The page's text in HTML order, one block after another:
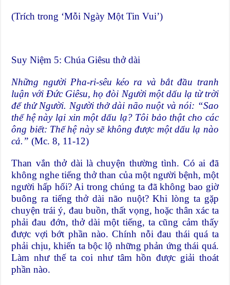
(Trích trong ‘Mỗi Ngày Một Tin Vui’)
Suy Niệm 5: Chúa Giêsu thở dài
Những người Pha-ri-sêu kéo ra và bắt đầu tranh
luận với Đức Giêsu, họ đòi Người một dấu lạ từ trời
để thử Người. Người thở dài não nuột và nói: “Sao
thế hệ này lại xin một dấu lạ? Tôi bảo thật cho các
ông biết: Thế hệ này sẽ không được một dấu lạ nào
cả.”(Mc. 8, 11-12)
Than vắn thở dài là chuyện thường tình. Có ai đã
không nghe tiếng thở than của một người bệnh, một
người hấp hối? Ai trong chúng ta đã không bao giờ
buông ra tiếng thở dài não nuột? Khi lòng ta gặp
chuyện trái ý, đau buồn, thất vọng, hoặc thân xác ta
phải đau đớn, thở dài một tiếng, ta cũng cảm thấy
được vợi bớt phần nào. Chính nỗi đau thái quá ta
phải chịu, khiến ta bộc lộ những phản ứng thái quá.
Làm như thế ta coi như tâm hồn được giải thoát
phần nào.